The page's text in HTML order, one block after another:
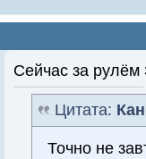
Сейчас за
Цитата:
Точно не